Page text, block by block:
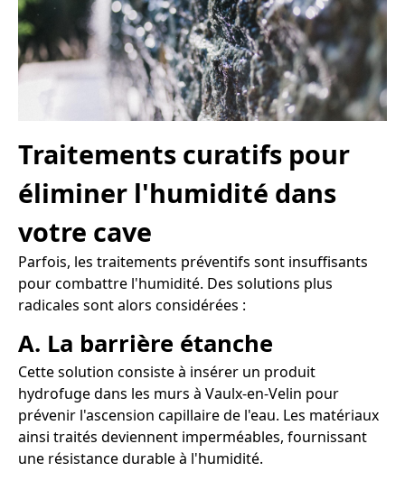
Traitements curatifs pour
éliminer l'humidité dans
votre cave
Parfois, les traitements préventifs sont insuffisants
pour combattre l'humidité. Des solutions plus
radicales sont alors considérées :
A. La barrière étanche
Cette solution consiste à insérer un produit
hydrofuge dans les murs à Vaulx-en-Velin pour
prévenir l'ascension capillaire de l'eau. Les matériaux
ainsi traités deviennent imperméables, fournissant
une résistance durable à l'humidité.